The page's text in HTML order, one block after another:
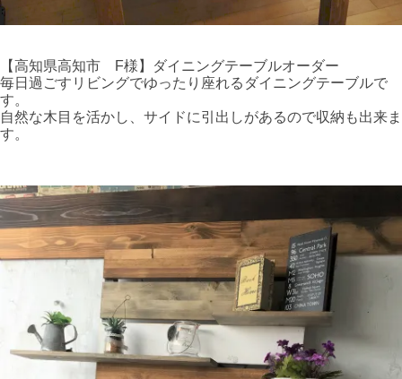
【高知県高知市 F様】ダイニングテーブルオーダー
毎日過ごすリビングでゆったり座れるダイニングテーブルで
す。
自然な木目を活かし、サイドに引出しがあるので収納も出来ま
す。